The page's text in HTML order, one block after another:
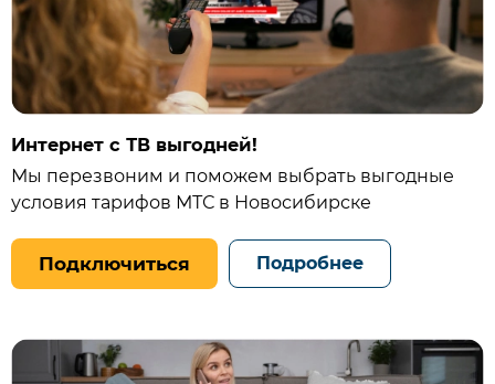
Интернет с ТВ выгодней!
Мы перезвоним и поможем выбрать выгодные
условия тарифов МТС в Новосибирске
Подключиться Подробнее